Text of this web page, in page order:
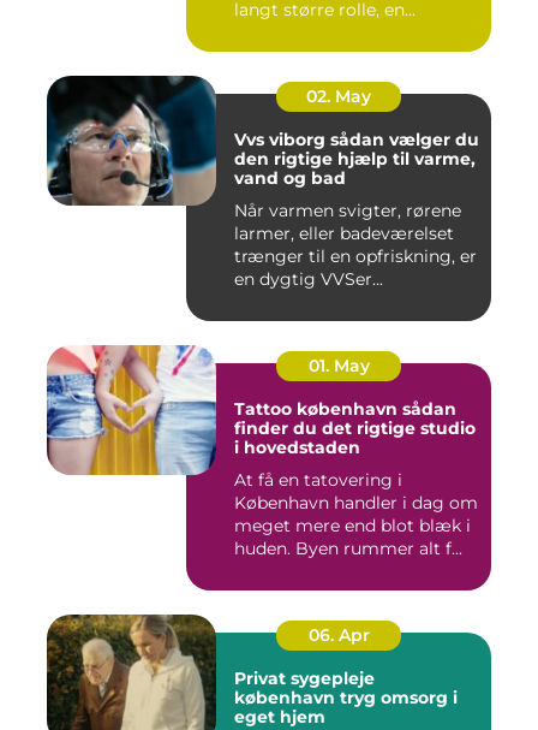
langt større rolle, en...
02. May
Vvs viborg sådan vælger du
den rigtige hjælp til varme,
vand og bad
Når varmen svigter, rørene
larmer, eller badeværelset
trænger til en opfriskning, er
en dygtig VVSer...
01. May
Tattoo københavn sådan
finder du det rigtige studio
i hovedstaden
At få en tatovering i
København handler i dag om
meget mere end blot blæk i
huden. Byen rummer alt f...
06. Apr
Privat sygepleje
københavn tryg omsorg i
eget hjem